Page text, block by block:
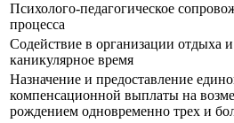
Психолого-педагогическое
процесса
Содействие в организации отдыха
каникулярное время
Назначение и предоставление
компенсационной выплаты на
рождением одновременно трех и